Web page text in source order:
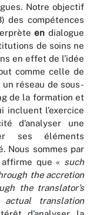
Notre objectif
des compétences
en dialogue
de soins ne
en effet de l’idée
comme celle de
un réseau de sous-
de la formation et
l’exercice
d’analyser une
ses éléments
Nous sommes par
que « such
the accretion
the translator’s
actual translation